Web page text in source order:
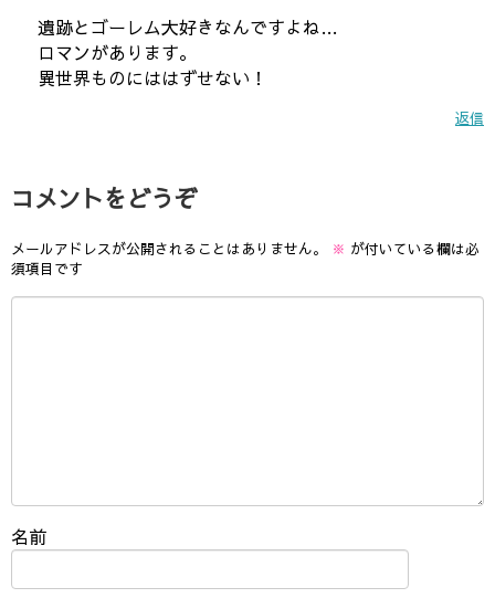
遺跡とゴーレム大好きなんですよね…
ロマンがあります。
異世界ものにははずせない！
返信
コメントをどうぞ
メールアドレスが公開されることはありません。 ※ が付いている欄は必
須項目です
名前